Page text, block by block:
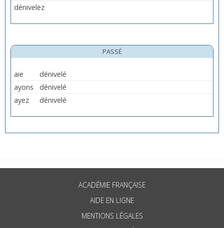
dénivelez
PASSÉ
aie
dénivelé
ayons
dénivelé
ayez
dénivelé
ACADÉMIE FRANÇAISE
AIDE EN LIGNE
MENTIONS LÉGALES